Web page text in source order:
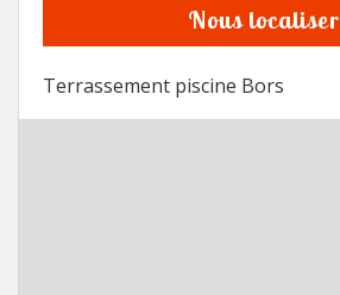
Nous localiser
Terrassement piscine Bors